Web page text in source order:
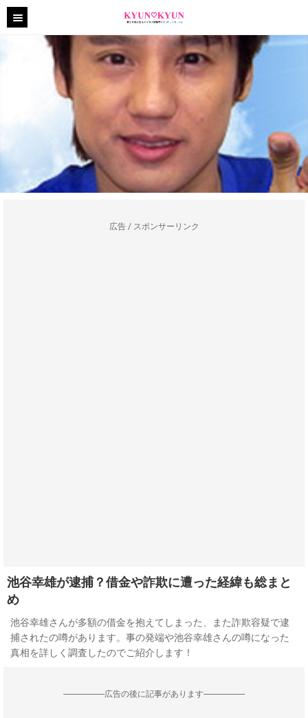
広告 / スポンサーリンク
池谷幸雄が逮捕？借金や詐欺に遭った経緯も総まと
め
池谷幸雄さんが多額の借金を抱えてしまった、また詐欺容疑で逮
捕されたの噂があります。事の発端や池谷幸雄さんの噂になった
真相を詳しく調査したのでご紹介します！
--------------------広告の後に記事があります--------------------